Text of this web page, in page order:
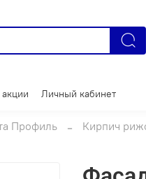
Личный кабинет
Профиль Кирпич